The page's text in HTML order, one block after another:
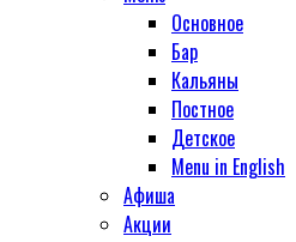
Основное
Бар
Кальяны
Постное
Детское
Menu in English
Афиша
Акции